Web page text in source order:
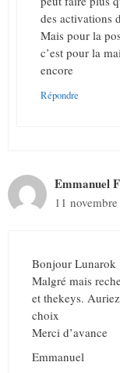
des activations
Mais pour la
c’est pour la
encore
Répondre
Emmanuel
11
Bonjour Lunarok
Malgré mais
et thekeys.
choix
Merci d’avance
Emmanuel